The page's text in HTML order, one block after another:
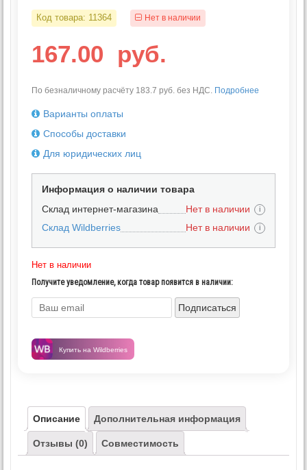
Код товара: 11364 Нет в наличии
167.00 руб.
По безналичному расчёту 183.7 руб. без НДС. Подробнее
Варианты оплаты
Способы доставки
Для юридических лиц
Информация о наличии товара
Склад интернет-магазина
Нет в наличии i
Склад Wildberries Нет в наличии i
Нет в наличии
Получите уведомление, когда товар появится в наличии:
Подписаться
Купить на Wildberries
Описание Дополнительная информация
Отзывы (0) Совместимость